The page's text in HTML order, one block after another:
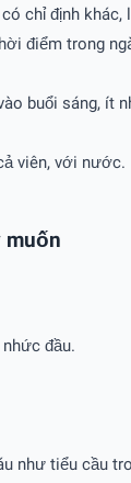
chỉ định
điểm trong
buổi sáng, ít
viên, với nước.
muốn
đầu.
như tiểu cầu